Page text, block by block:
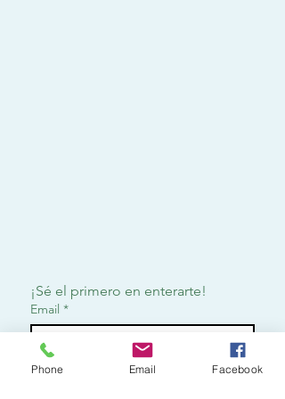
¡Sé el primero en enterarte!
Email *
Suscribirme
Phone Email Facebook